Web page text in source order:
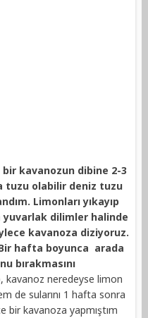
kavanozun dibine 2-3
tuzu olabilir deniz tuzu
Limonları yıkayıp
dilimler halinde
kavanoza diziyoruz.
hafta boyunca arada
bırakmasını
kavanoz neredeyse limon
de sularını 1 hafta sonra
bir kavanoza yapmıştım